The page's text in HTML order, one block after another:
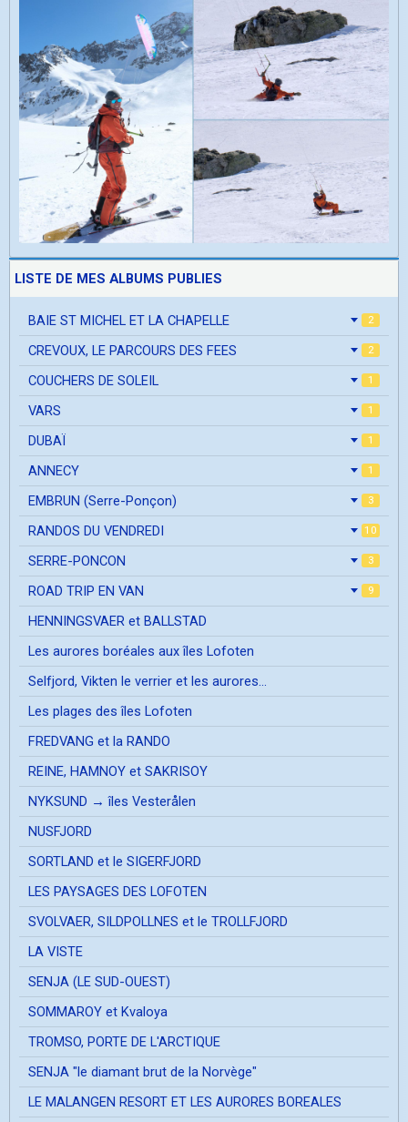
LISTE DE MES ALBUMS PUBLIES
BAIE ST MICHEL ET LA CHAPELLE 2
CREVOUX, LE PARCOURS DES FEES 2
COUCHERS DE SOLEIL 1
VARS 1
DUBAÏ 1
ANNECY 1
EMBRUN (Serre-Ponçon) 3
RANDOS DU VENDREDI 10
SERRE-PONCON 3
ROAD TRIP EN VAN 9
HENNINGSVAER et BALLSTAD
Les aurores boréales aux îles Lofoten
Selfjord, Vikten le verrier et les aurores...
Les plages des îles Lofoten
FREDVANG et la RANDO
REINE, HAMNOY et SAKRISOY
NYKSUND → îles Vesterålen
NUSFJORD
SORTLAND et le SIGERFJORD
LES PAYSAGES DES LOFOTEN
SVOLVAER, SILDPOLLNES et le TROLLFJORD
LA VISTE
SENJA (LE SUD-OUEST)
SOMMAROY et Kvaloya
TROMSO, PORTE DE L'ARCTIQUE
SENJA "le diamant brut de la Norvège"
LE MALANGEN RESORT ET LES AURORES BOREALES